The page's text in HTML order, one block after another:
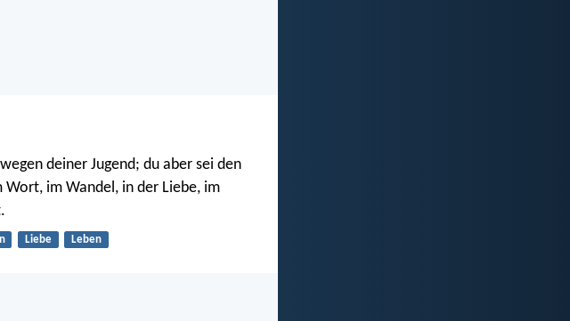
deiner Jugend; du aber sei den
Wort, im Wandel, in der Liebe, im
Liebe Leben